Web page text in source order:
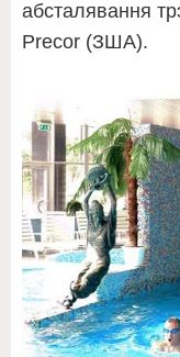
абсталявання
Precor (ЗША).